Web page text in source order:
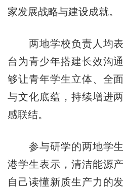
家发展战略与建设成就。
两地学校负责人均表
台为青少年搭建长效沟
够让青年学生立体、全
与文化底蕴，持续增进
感联结。
参与研学的两地学生
港学生表示，清洁能源
自己读懂新质生产力的